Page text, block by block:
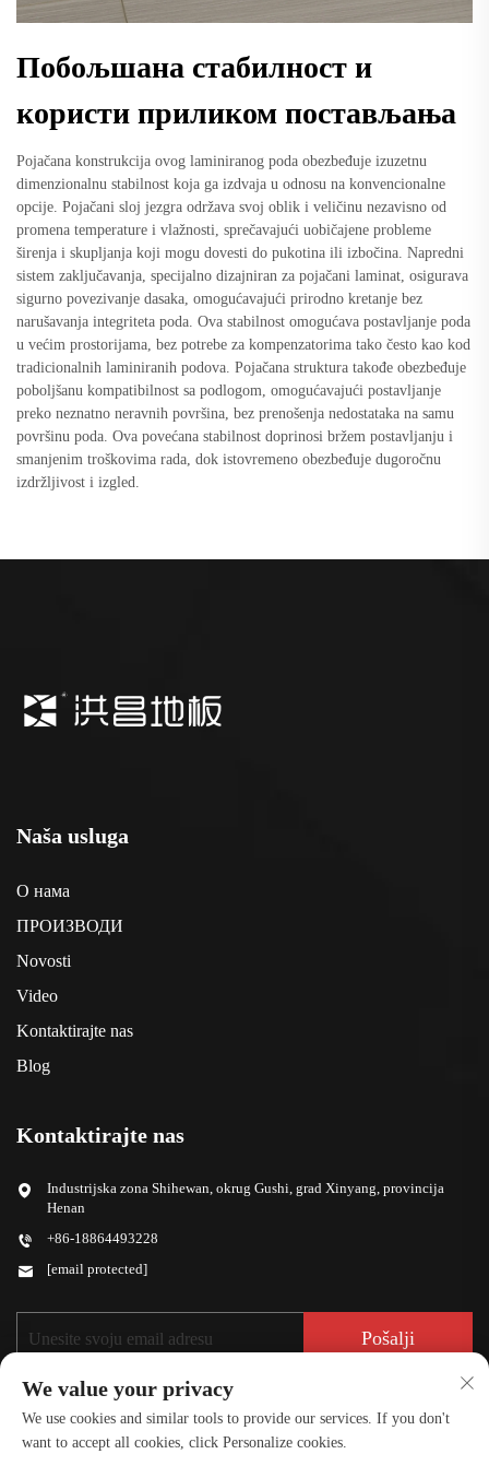
Побољшана стабилност и
користи приликом постављања
Pojačana konstrukcija ovog laminiranog poda obezbeđuje izuzetnu
dimenzionalnu stabilnost koja ga izdvaja u odnosu na konvencionalne
opcije. Pojačani sloj jezgra održava svoj oblik i veličinu nezavisno od
promena temperature i vlažnosti, sprečavajući uobičajene probleme
širenja i skupljanja koji mogu dovesti do pukotina ili izbočina. Napredni
sistem zaključavanja, specijalno dizajniran za pojačani laminat, osigurava
sigurno povezivanje dasaka, omogućavajući prirodno kretanje bez
narušavanja integriteta poda. Ova stabilnost omogućava postavljanje poda
u većim prostorijama, bez potrebe za kompenzatorima tako često kao kod
tradicionalnih laminiranih podova. Pojačana struktura takođe obezbeđuje
poboljšanu kompatibilnost sa podlogom, omogućavajući postavljanje
preko neznatno neravnih površina, bez prenošenja nedostataka na samu
površinu poda. Ova povećana stabilnost doprinosi bržem postavljanju i
smanjenim troškovima rada, dok istovremeno obezbeđuje dugoročnu
izdržljivost i izgled.
Naša usluga
О нама
ПРОИЗВОДИ
Novosti
Video
Kontaktirajte nas
Blog
Kontaktirajte nas
Industrijska zona Shihewan, okrug Gushi, grad Xinyang, provincija
Henan
+86-18864493228
[email protected]
Pošalji
We value your privacy
We use cookies and similar tools to provide our services. If you don't
want to accept all cookies, click Personalize cookies.